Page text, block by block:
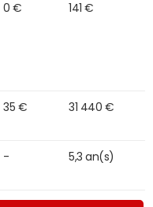
0 € 141 €
35 € 31 440 €
- 5,3 an(s)